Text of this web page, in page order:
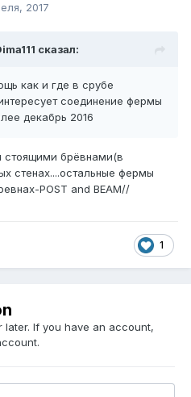
2017
сказал:
как и где в срубе
соединение фермы
декабрь 2016
стоящими брёвнами(в
стенах....остальные фермы
POST and BEAM//
1
If you have an account,